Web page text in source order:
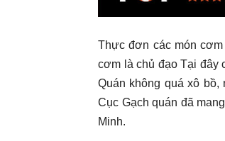
Thực đơn các món
cơm là chủ đạo Tại đây
Quán không quá xô bồ,
Cục Gạch quán đã
Minh.